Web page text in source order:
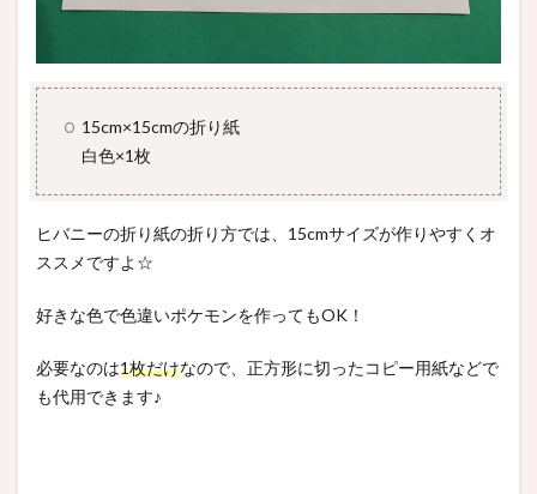
15cm×15cmの折り紙
白色×1枚
ヒバニーの折り紙の折り方では、15cmサイズが作りやすくオ
ススメですよ☆
好きな色で色違いポケモンを作ってもOK！
必要なのは1枚だけなので、正方形に切ったコピー用紙などで
も代用できます♪